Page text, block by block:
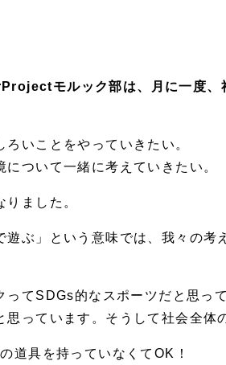
モルック部は、月に一度、
いことをやっていきたい。
ついて一緒に考えていきたい。
ました。
ぶ」という意味では、我々の
ってSDGs的なスポーツだと思
っています。そうして社会全
道具を持っていなくてOK！